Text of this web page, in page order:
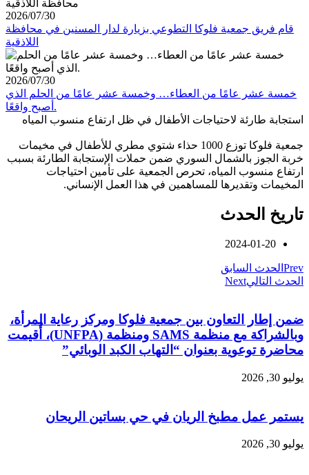
2026/07/30
قام فريق جمعية فلوكا التطوعي بزيارة لدار المسنين في محافظة
اللاذقية
2026/07/30
خمسة عشر عامًا من العطاء… وخمسة عشر عامًا من الحلم الذي
أصبح واقعًا.
استجابة طارئة لاحتياجات الأطفال في ظل ارتفاع منسوب المياه
جمعية فلوكا توزع 1000 حذاء شتوي مطري للأطفال في مخيمات
خربة الجوز بالشمال السوري ضمن حملات الإستجابة الطارئة بسبب
ارتفاع منسوب المياه، تحرص الجمعية على تأمين احتياجات
المخيمات وتقديرها للمساهمين في هذا العمل الإنساني.
تاريخ الحدث
2024-01-20
Prev الحدث السابق
الحدث التاليNext
ضمن إطار التعاون بين جمعية فلوكا ومركز رعاية المرأة،
وبالشراكة مع منظمة SAMS ومنظمة (UNFPA)، أُقيمت
محاضرة توعوية بعنوان “التهاب الكبد الوبائي”
يوليو 30, 2026
يستمر عمل مطبخ الريان في حي بساتين الريحان
يوليو 30, 2026